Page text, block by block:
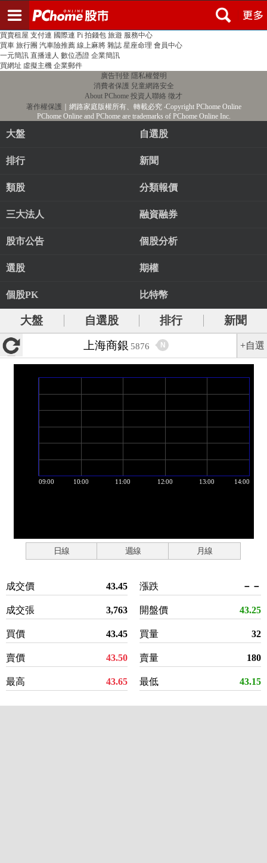
PChome首頁 線上購物 24h購物 書店
買賣租屋 支付連 國際連 Pi 拍錢包 旅遊 服務中心
買車 旅行團 汽車險推薦 線上麻將 雜誌 星座命理 會員中心
一元簡訊 直播達人 數位憑證 企業簡訊
買網址 虛擬主機 企業郵件
廣告刊登 隱私權聲明
消費者保護 兒童網路安全
About PChome 投資人聯絡 徵才
著作權保護 ｜網路家庭版權所有、轉載必究‧Copyright PChome Online
PChome Online and PChome are trademarks of PChome Online Inc.
大盤 自選股
排行 新聞
類股 分類報價
三大法人 融資融券
股市公告 個股分析
選股 期權
個股PK 比特幣
大盤 自選股 排行
新聞
上海商銀 5876 N +自選
日線 週線 月線
成交價 43.45
成交張 3,763
買價 43.45
賣價 43.50
最高 43.65
漲跌 －－
開盤價 43.25
買量 32
賣量 180
最低 43.15